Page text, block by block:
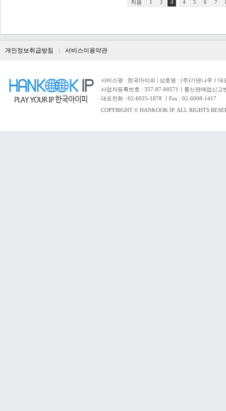
처음 1 2 3 4 5 6 7
개인정보취급방침 서비스이용약관
서비스명 : 한국아이피 | 상호명 : (주)기댄나무ㅣ
사업자등록번호 : 357-87-00571ㅣ통신판매업신고
대표전화 : 02-6925-1878 ㅣFax : 02-6008-1417
COPYRIGHT © HANKOOK IP. ALL RIGHTS